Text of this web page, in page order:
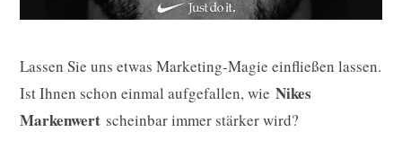
Lassen Sie uns etwas Marketing-Magie einfließen lassen.
Ist Ihnen schon einmal aufgefallen, wie Nikes
Markenwert scheinbar immer stärker wird?